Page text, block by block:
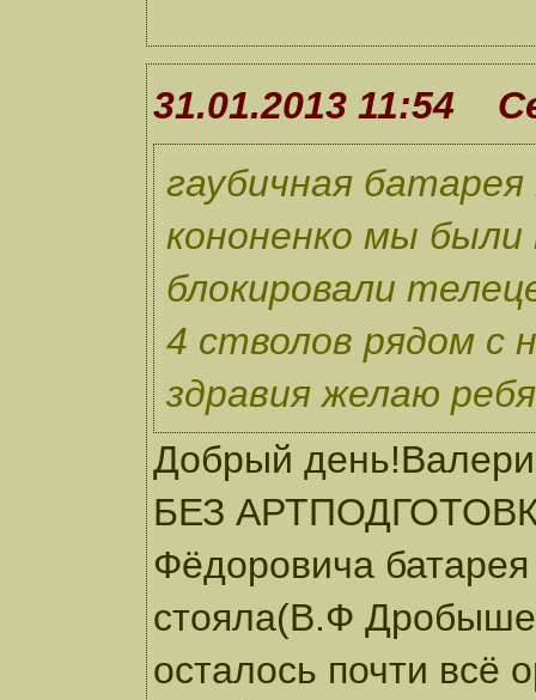
31.01.2013 11:54
гаубичная
кононенко мы
блокировали
4 стволов рядом с
здравия желаю
Добрый
БЕЗ
Фёдоровича
стояла(В.Ф
осталось почти всё